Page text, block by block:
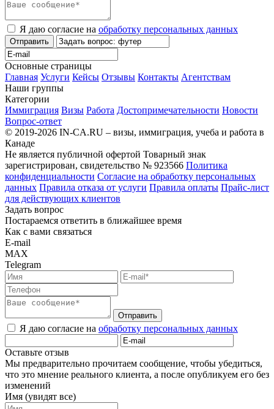
Я даю согласие на обработку персональных данных
Отправить
Основные страницы
Главная Услуги Кейсы Отзывы Контакты Агентствам
Наши группы
Категории
Иммиграция Визы Работа Достопримечательности Новости
Вопрос-ответ
© 2019-2026 IN-CA.RU – визы, иммиграция, учеба и работа в
Канаде
Не является публичной офертой Товарный знак
зарегистрирован, свидетельство № 923566 Политика
конфиденциальности Согласие на обработку персональных
данных Правила отказа от услуги Правила оплаты Прайс-лист
для действующих клиентов
Задать вопрос
Постараемся ответить в ближайшее время
Как с вами связаться
E-mail
MAX
Telegram
Отправить
Я даю согласие на обработку персональных данных
Оставьте отзыв
Мы предварительно прочитаем сообщение, чтобы убедиться,
что это мнение реального клиента, а после опубликуем его без
изменений
Имя (увидят все)